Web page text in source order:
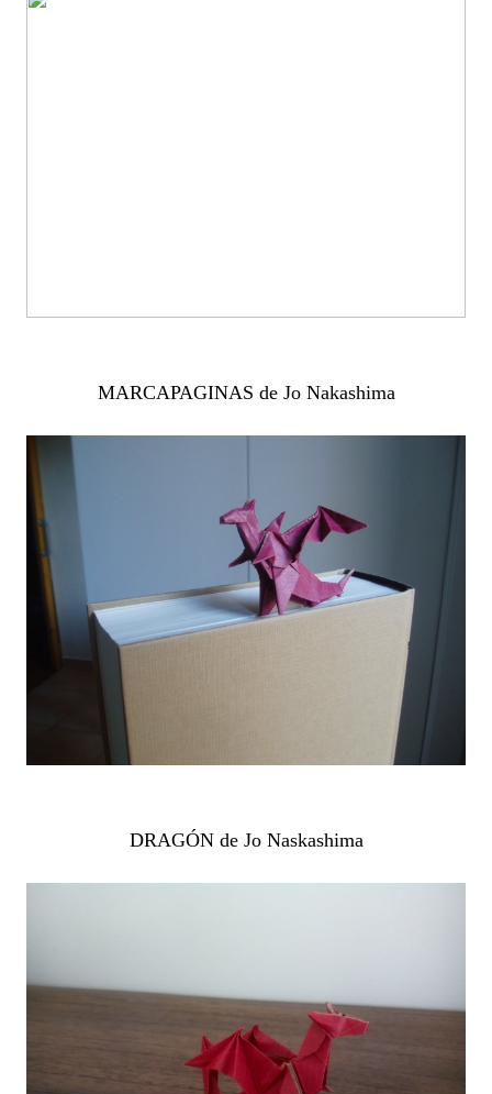
MARCAPAGINAS de Jo Nakashima
DRAGÓN de Jo Naskashima